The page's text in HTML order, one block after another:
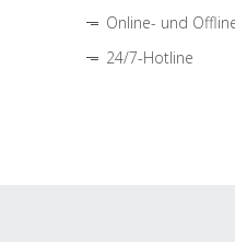
Online- und
24/7-Hotline